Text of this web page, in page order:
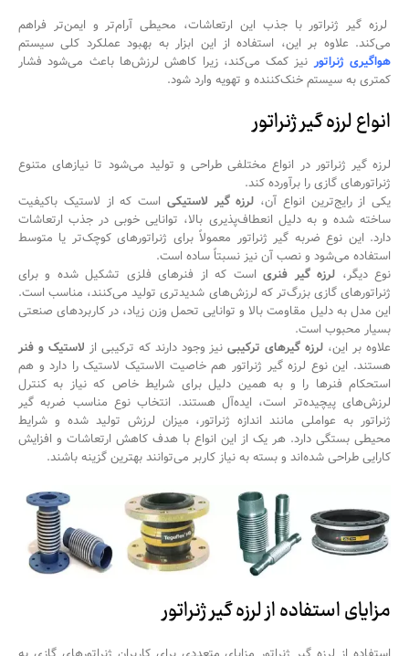
لرزه گیر ژنراتور با جذب این ارتعاشات، محیطی آرام‌تر و ایمن‌تر فراهم
می‌کند. علاوه بر این، استفاده از این ابزار به بهبود عملکرد کلی سیستم
هواگیری ژنراتورنیز کمک می‌کند، زیرا کاهش لرزش‌ها باعث می‌شود فشار
کمتری به سیستم خنک‌کننده و تهویه وارد شود.
انواع لرزه گیر ژنراتور
لرزه گیر ژنراتور در انواع مختلفی طراحی و تولید می‌شود تا نیازهای متنوع
ژنراتورهای گازی را برآورده کند.
یکی از رایج‌ترین انواع آن، لرزه گیر لاستیکی است که از لاستیک باکیفیت
ساخته شده و به دلیل انعطاف‌پذیری بالا، توانایی خوبی در جذب ارتعاشات
دارد. این نوع ضربه گیر ژنراتور معمولاً برای ژنراتورهای کوچک‌تر یا متوسط
استفاده می‌شود و نصب آن نیز نسبتاً ساده است.
نوع دیگر، لرزه گیر فنریاست که از فنرهای فلزی تشکیل شده و برای
ژنراتورهای گازی بزرگ‌تر که لرزش‌های شدیدتری تولید می‌کنند، مناسب است.
این مدل به دلیل مقاومت بالا و توانایی تحمل وزن زیاد، در کاربردهای صنعتی
بسیار محبوب است.
علاوه بر این، لرزه گیرهای ترکیبینیز وجود دارند که ترکیبی از لاستیک و فنر
هستند. این نوع لرزه گیر ژنراتور هم خاصیت الاستیک لاستیک را دارد و هم
استحکام فنرها را و به همین دلیل برای شرایط خاص که نیاز به کنترل
لرزش‌های پیچیده‌تر است، ایده‌آل هستند. انتخاب نوع مناسب ضربه گیر
ژنراتور به عواملی مانند اندازه ژنراتور، میزان لرزش تولید شده و شرایط
محیطی بستگی دارد. هر یک از این انواع با هدف کاهش ارتعاشات و افزایش
کارایی طراحی شده‌اند و بسته به نیاز کاربر می‌توانند بهترین گزینه باشند.
مزایای استفاده از لرزه گیر ژنراتور